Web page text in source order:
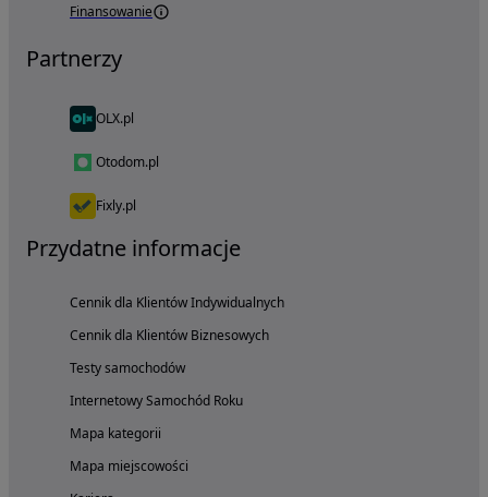
Finansowanie
Partnerzy
OLX.pl
Otodom.pl
Fixly.pl
Przydatne informacje
Cennik dla Klientów Indywidualnych
Cennik dla Klientów Biznesowych
Testy samochodów
Internetowy Samochód Roku
Mapa kategorii
Mapa miejscowości